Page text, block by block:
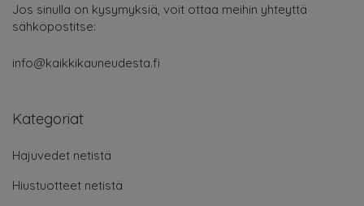
Jos sinulla on kysymyksiä, voit ottaa meihin yhteyttä
sähköpostitse:
info@kaikkikauneudesta.fi
Kategoriat
Hajuvedet netistä
Hiustuotteet netistä